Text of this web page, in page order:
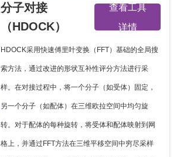
分子对接
（HDOCK）
查看工具
详情
HDOCK采用快速傅里叶变换（FFT）基础的全局搜
索方法，通过改进的形状互补性评分方法进行采
样。在对接过程中，将一个分子（如受体）固定，
另一个分子（如配体）在三维欧拉空间中均匀旋
转。对于配体的每种旋转，将受体和配体映射到网
格上，并通过FFT方法在三维平移空间中穷尽采样